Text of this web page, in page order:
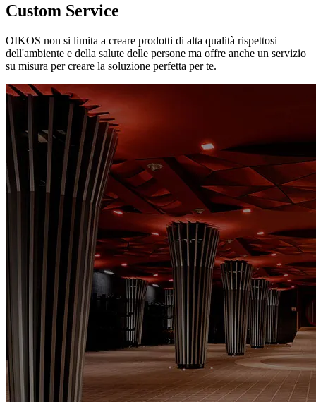
Custom Service
OIKOS non si limita a creare prodotti di alta qualità rispettosi
dell'ambiente e della salute delle persone ma offre anche un servizio
su misura per creare la soluzione perfetta per te.